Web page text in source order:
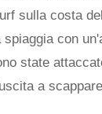
sulla costa
spiaggia con
state
a